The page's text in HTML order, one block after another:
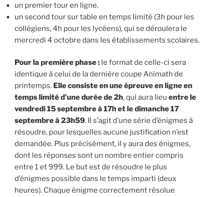
un premier tour en ligne.
un second tour sur table en temps limité (3h pour les
collégiens, 4h pour les lycéens), qui se déroulera le
mercredi 4 octobre dans les établissements scolaires.
Pour la première phase : le format de celle-ci sera
identique à celui de la dernière coupe Animath de
printemps. Elle consiste en une épreuve en ligne en
temps limité d’une durée de 2h, qui aura lieu entre le
vendredi 15 septembre à 17h et le dimanche 17
septembre à 23h59. Il s’agit d’une série d’énigmes à
résoudre, pour lesquelles aucune justification n’est
demandée. Plus précisément, il y aura des énigmes,
dont les réponses sont un nombre entier compris
entre 1 et 999. Le but est de résoudre le plus
d’énigmes possible dans le temps imparti (deux
heures). Chaque énigme correctement résolue